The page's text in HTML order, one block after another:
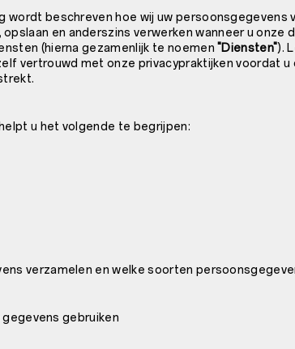
wordt beschreven hoe wij uw persoonsgegevens
en anderszins verwerken wanneer u onze
(hierna gezamenlijk te noemen"Diensten").
vertrouwd met onze privacypraktijken voordat
u het volgende te begrijpen:
verzamelen en welke soorten
gegevens gebruiken